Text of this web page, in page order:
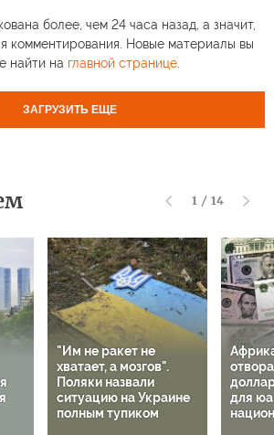
более, чем 24 часа назад, а значит,
комментирования. Новые материалы вы
найти на главной странице.
ЗАГРУЗИТЬ ЕЩЕ
1 / 14
"Им не ракет не
хватает, а мозгов".
Поляки назвали
ситуацию на Украине
полным тупиком
для